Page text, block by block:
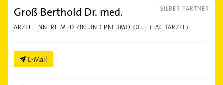
SILBER PARTNER
Groß Berthold Dr. med.
ÄRZTE: INNERE MEDIZIN UND PNEUMOLOGIE (FACHÄRZTE)
E-Mail